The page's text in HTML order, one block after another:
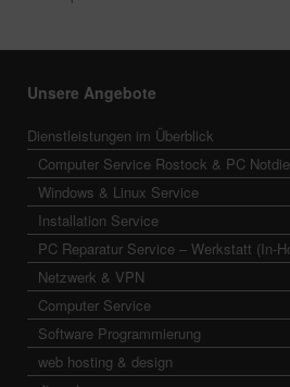
Unsere Angebote
Dienstleistungen im Überblick
Computer Service Rostock & PC
Windows & Linux Service
Installation Service
PC Reparatur Service – Werkstatt (In-
Netzwerk & VPN
Computer Service
Software Programmierung
web hosting & design